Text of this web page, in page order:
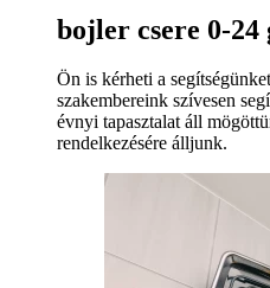
bojler csere 0-24
Ön is kérheti a
szakembereink szívesen
évnyi tapasztalat áll
rendelkezésére álljunk.